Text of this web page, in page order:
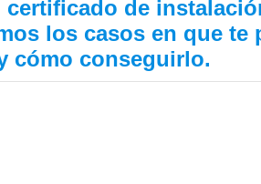
certificado de
los casos en que te
cómo conseguirlo.